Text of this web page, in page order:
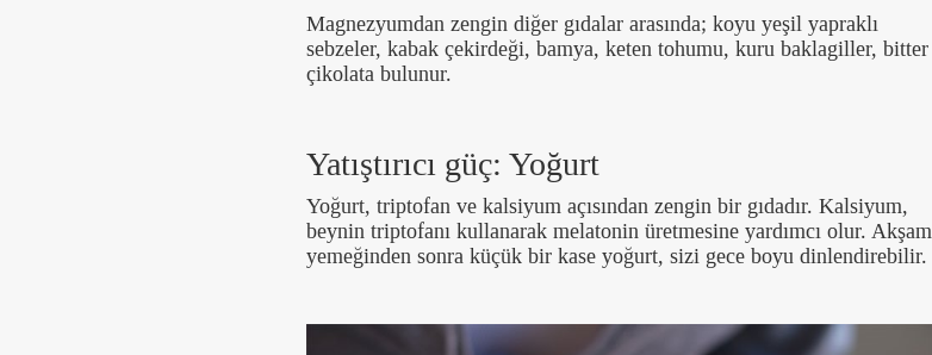
Magnezyumdan zengin diğer gıdalar arasında; koyu yeşil yapraklı
sebzeler, kabak çekirdeği, bamya, keten tohumu, kuru baklagiller, bitter
çikolata bulunur.
Yatıştırıcı güç: Yoğurt
Yoğurt, triptofan ve kalsiyum açısından zengin bir gıdadır. Kalsiyum,
beynin triptofanı kullanarak melatonin üretmesine yardımcı olur. Akşam
yemeğinden sonra küçük bir kase yoğurt, sizi gece boyu dinlendirebilir.